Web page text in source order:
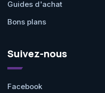
Guides d'achat
Bons plans
Suivez-nous
Facebook